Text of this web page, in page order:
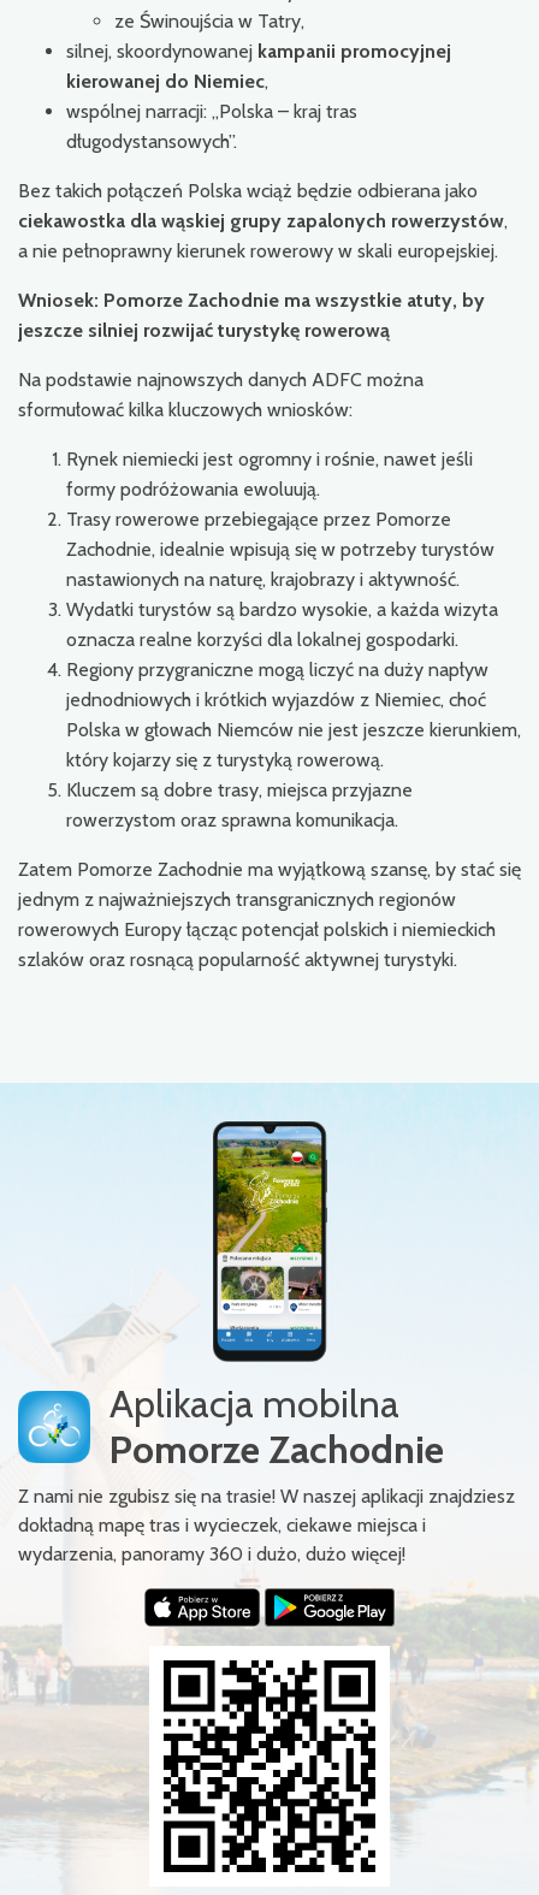
ze Świnoujścia w Tatry,
silnej, skoordynowanej kampanii promocyjnej
kierowanej do Niemiec,
wspólnej narracji: „Polska – kraj tras
długodystansowych”.
Bez takich połączeń Polska wciąż będzie odbierana jako
ciekawostka dla wąskiej grupy zapalonych rowerzystów,
a nie pełnoprawny kierunek rowerowy w skali europejskiej.
Wniosek: Pomorze Zachodnie ma wszystkie atuty, by
jeszcze silniej rozwijać turystykę rowerową
Na podstawie najnowszych danych ADFC można
sformułować kilka kluczowych wniosków:
Rynek niemiecki jest ogromny i rośnie, nawet jeśli
formy podróżowania ewoluują.
Trasy rowerowe przebiegające przez Pomorze
Zachodnie, idealnie wpisują się w potrzeby turystów
nastawionych na naturę, krajobrazy i aktywność.
Wydatki turystów są bardzo wysokie, a każda wizyta
oznacza realne korzyści dla lokalnej gospodarki.
Regiony przygraniczne mogą liczyć na duży napływ
jednodniowych i krótkich wyjazdów z Niemiec, choć
Polska w głowach Niemców nie jest jeszcze kierunkiem,
który kojarzy się z turystyką rowerową.
Kluczem są dobre trasy, miejsca przyjazne
rowerzystom oraz sprawna komunikacja.
Zatem Pomorze Zachodnie ma wyjątkową szansę, by stać się
jednym z najważniejszych transgranicznych regionów
rowerowych Europy łącząc potencjał polskich i niemieckich
szlaków oraz rosnącą popularność aktywnej turystyki.
Aplikacja mobilna
Pomorze Zachodnie
Z nami nie zgubisz się na trasie! W naszej aplikacji znajdziesz
dokładną mapę tras i wycieczek, ciekawe miejsca i
wydarzenia, panoramy 360 i dużo, dużo więcej!